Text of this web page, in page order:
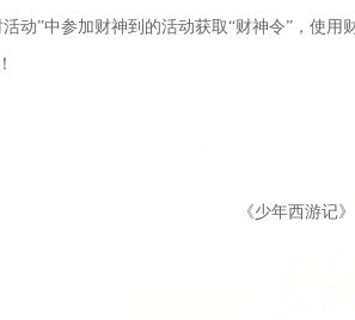
动”中参加财神到的活动获取“财神令”，使用
《少年西游记